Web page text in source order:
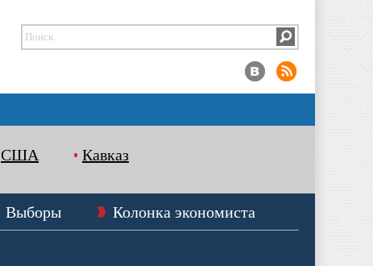
США Кавказ
Выборы
Колонка экономиста